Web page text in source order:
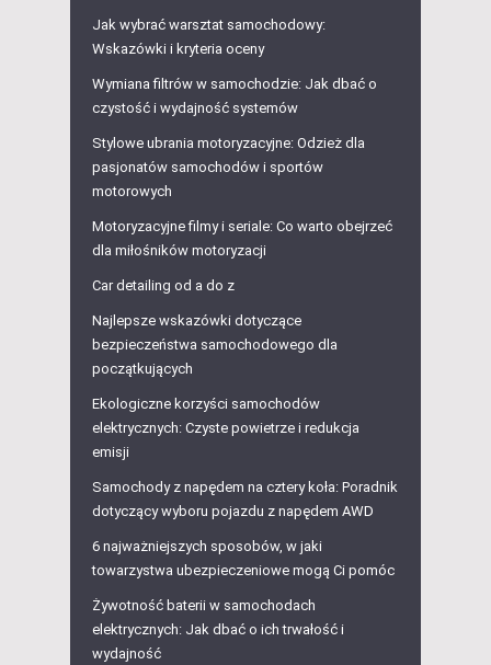
Jak wybrać warsztat samochodowy:
Wskazówki i kryteria oceny
Wymiana filtrów w samochodzie: Jak dbać o
czystość i wydajność systemów
Stylowe ubrania motoryzacyjne: Odzież dla
pasjonatów samochodów i sportów
motorowych
Motoryzacyjne filmy i seriale: Co warto obejrzeć
dla miłośników motoryzacji
Car detailing od a do z
Najlepsze wskazówki dotyczące
bezpieczeństwa samochodowego dla
początkujących
Ekologiczne korzyści samochodów
elektrycznych: Czyste powietrze i redukcja
emisji
Samochody z napędem na cztery koła: Poradnik
dotyczący wyboru pojazdu z napędem AWD
6 najważniejszych sposobów, w jaki
towarzystwa ubezpieczeniowe mogą Ci pomóc
Żywotność baterii w samochodach
elektrycznych: Jak dbać o ich trwałość i
wydajność